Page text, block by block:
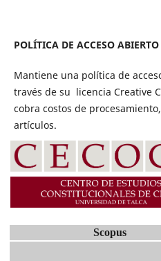
POLÍTICA DE ACCESO ABIERTO
Mantiene una política de
través de su licencia Creative
cobra costos de
artículos.
Scopus